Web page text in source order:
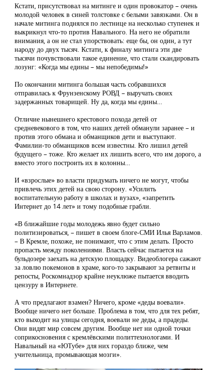
Кстати, присутствовал на митинге и один провокатор – очень
молодой человек в синей толстовке с белыми завязками. Он в
начале митинга поднялся по лестнице на несколько ступенек и
выкрикнул что-то против Навального. На него не обратили
внимания, а он не стал упорствовать: еще бы, он один, а тут
народу до двух тысяч. Кстати, к финалу митинга эти две
тысячи почувствовали такое единение, что стали скандировать
лозунг: «Когда мы едины – мы непобедимы!»
По окончании митинга большая часть собравшихся
отправилась к Фрунзенскому РОВД – выручать своих
задержанных товарищей. Ну да, когда мы едины…
Отличие нынешнего крестового похода детей от
средневекового в том, что наших детей обманули заранее – и
против этого обмана и обманщиков дети и выступают.
Фамилии-то обманщиков всем известны. Кто лишил детей
будущего – тоже. Кто желает их лишить всего, что им дорого, а
вместо этого построить их в колонны…
И «взрослые» во власти придумать ничего не могут, чтобы
привлечь этих детей на свою сторону. «Усилить
воспитательную работу в школах и вузах», «запретить
Интернет до 14 лет» и тому подобные грабли.
«В ближайшие годы молодежь явно будет сильно
политизироваться, – пишет в своем блоге-СМИ Илья Варламов.
– В Кремле, похоже, не понимают, что с этим делать. Просто
пропасть между поколениями. Власть сейчас пытается на
бульдозере заехать на детскую площадку. Видеоблогера сажают
за ловлю покемонов в храме, кого-то закрывают за ретвиты и
репосты, Роскомнадзор крайне неуклюже пытается вводить
цензуру в Интернете.
А что предлагают взамен? Ничего, кроме «деды воевали».
Вообще ничего нет больше. Проблема в том, что для тех ребят,
кто выходит на улицы сегодня, воевали не деды, а прадеды.
Они видят мир совсем другим. Вообще нет ни одной точки
соприкосновения с кремлёвскими политтехнологами. И
Навальный на «ЮТубе» для них гораздо ближе, чем
учительница, промывающая мозги».